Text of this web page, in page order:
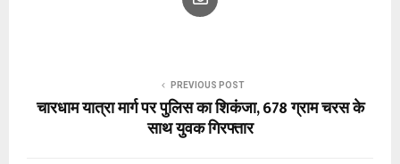
PREVIOUS POST
चारधाम यात्रा मार्ग पर पुलिस का शिकंजा, 678 ग्राम चरस के
साथ युवक गिरफ्तार